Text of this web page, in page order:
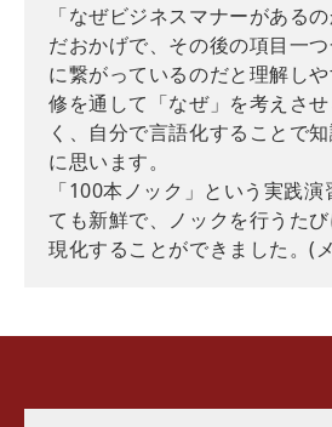
「なぜビジネスマナーがある
だおかげで、その後の項目一
に繋がっているのだと理解し
修を通して「なぜ」を考えさ
く、自分で言語化することで
に思います。
「100本ノック」という実践
ても新鮮で、ノックを行うた
現化することができました。(